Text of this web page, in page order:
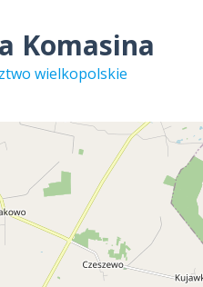
Komasina
wielkopolskie